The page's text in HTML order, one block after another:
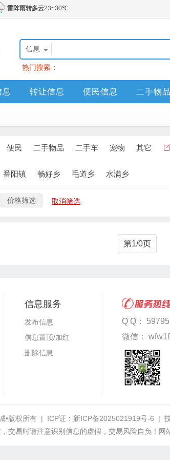
信息
热门搜索：
转让信息 便民信息 二手物品
便民 二手物品 二手车 宠物 其它
番阳镇 畅好乡 毛道乡 水满乡
价格筛选 取消筛选
第1/0页
信息服务
发布信息
信息置顶/加红
删除信息
Q Q：
微信：
•版权所有 | ICP证： 新ICP备2025021919号-6 |
交易时请注意识别信息的虚假，交易风险自负！